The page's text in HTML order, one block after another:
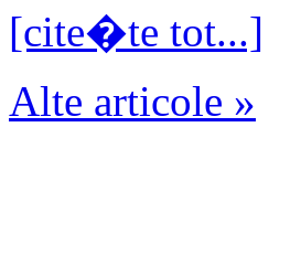
[cite�te tot...]
Alte articole »